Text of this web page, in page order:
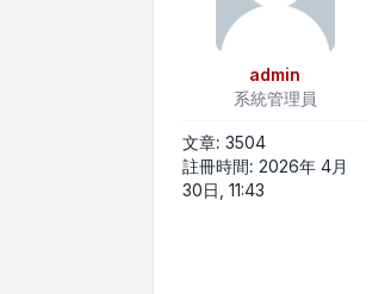
admin
系統管理員
文章: 3504
註冊時間: 2026年 4月
30日, 11:43